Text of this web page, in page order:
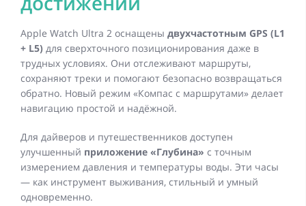
Apple Watch Ultra 2 оснащены двухчастотным GPS (L1
+ L5) для сверхточного позиционирования даже в
трудных условиях. Они отслеживают маршруты,
сохраняют треки и помогают безопасно возвращаться
обратно. Новый режим «Компас с маршрутами» делает
навигацию простой и надёжной.
Для дайверов и путешественников доступен
улучшенный приложение «Глубина» с точным
измерением давления и температуры воды. Эти часы
— как инструмент выживания, стильный и умный
одновременно.